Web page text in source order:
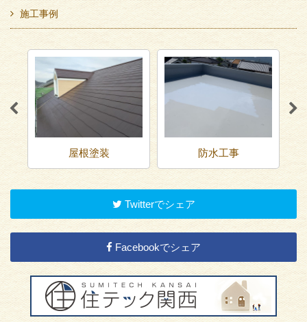
施工事例
屋根塗装 防水工事
Twitterでシェア
Facebookでシェア